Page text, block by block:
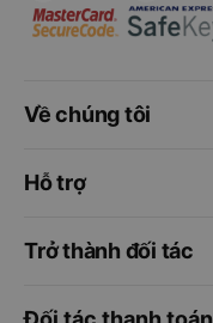
Về chúng tôi
Hỗ trợ
Trở thành đối tác